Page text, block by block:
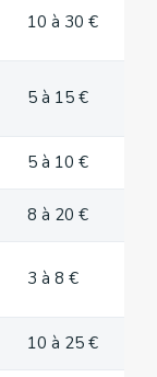
10 à 30 €
5 à 15 €
5 à 10 €
8 à 20 €
3 à 8 €
10 à 25 €